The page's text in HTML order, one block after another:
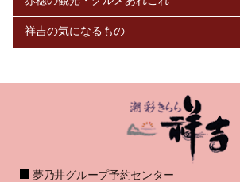
夢乃井グループ予約センター